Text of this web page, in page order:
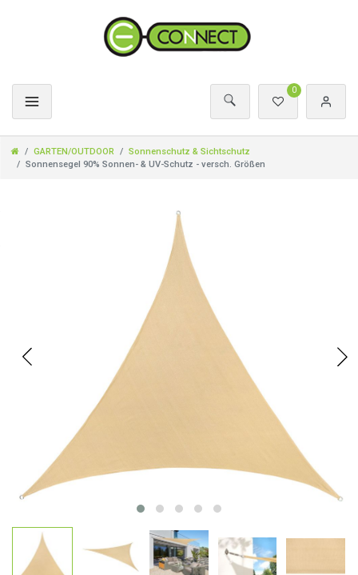
0
GARTEN/OUTDOOR
Sonnenschutz & Sichtschutz
Sonnensegel 90% Sonnen- & UV-Schutz - versch. Größen